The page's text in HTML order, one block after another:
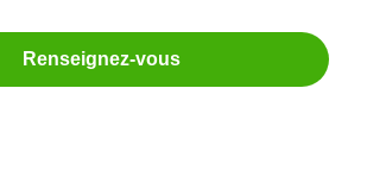
Renseignez-vous